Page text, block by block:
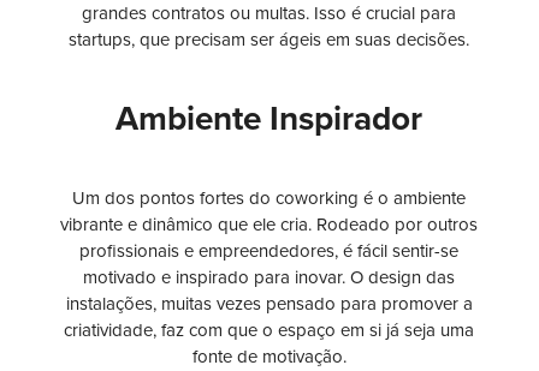
grandes contratos ou multas. Isso é crucial para
startups, que precisam ser ágeis em suas decisões.
Ambiente Inspirador
Um dos pontos fortes do coworking é o ambiente
vibrante e dinâmico que ele cria. Rodeado por outros
profissionais e empreendedores, é fácil sentir-se
motivado e inspirado para inovar. O design das
instalações, muitas vezes pensado para promover a
criatividade, faz com que o espaço em si já seja uma
fonte de motivação.